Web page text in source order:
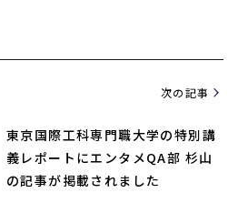
次の記事
東京国際工科専門職大学の特別講
義レポートにエンタメQA部 杉山
の記事が掲載されました